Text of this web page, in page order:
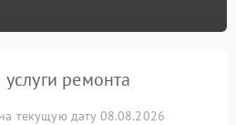
ремонта
текущую дату 08.08.2026